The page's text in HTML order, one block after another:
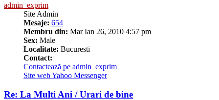
admin_exprim
Site Admin
Mesaje: 654
Membru din: Mar Ian 26, 2010 4:57 pm
Sex: Male
Localitate: Bucuresti
Contact:
Contactează pe admin_exprim
Site webYahoo Messenger
Re: La Multi Ani / Urari de bine